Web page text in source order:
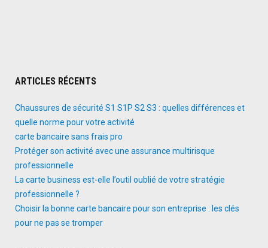
ARTICLES RÉCENTS
Chaussures de sécurité S1 S1P S2 S3 : quelles différences et
quelle norme pour votre activité
carte bancaire sans frais pro
Protéger son activité avec une assurance multirisque
professionnelle
La carte business est-elle l’outil oublié de votre stratégie
professionnelle ?
Choisir la bonne carte bancaire pour son entreprise : les clés
pour ne pas se tromper